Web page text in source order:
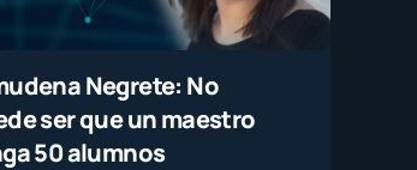
Negrete: No
ser que un maestro
50 alumnos